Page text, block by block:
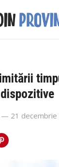
— 21 decembrie